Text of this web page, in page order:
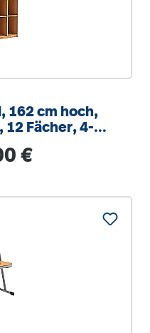
162 cm hoch,
12 Fächer, 4-
Preis:
€